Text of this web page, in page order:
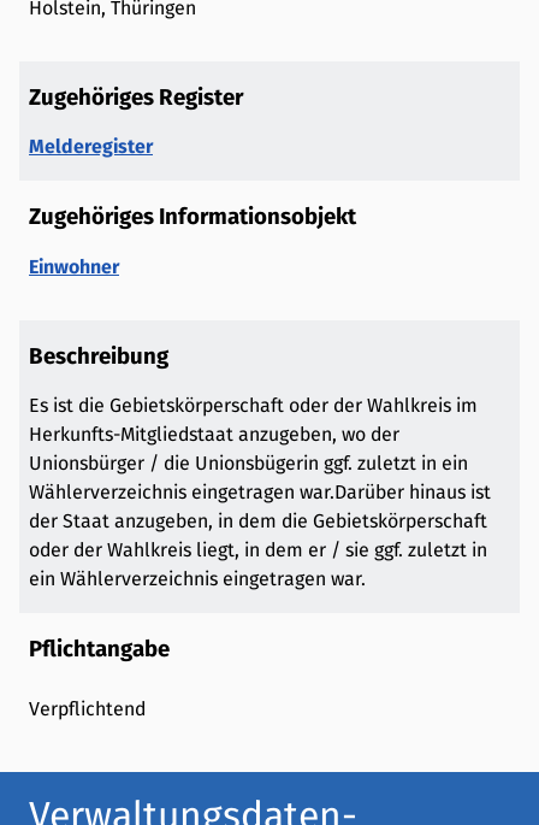
Holstein, Thüringen
Zugehöriges Register
Melderegister
Zugehöriges Informationsobjekt
Einwohner
Beschreibung
Es ist die Gebietskörperschaft oder der Wahlkreis im
Herkunfts-Mitgliedstaat anzugeben, wo der
Unionsbürger / die Unionsbügerin ggf. zuletzt in ein
Wählerverzeichnis eingetragen war.Darüber hinaus ist
der Staat anzugeben, in dem die Gebietskörperschaft
oder der Wahlkreis liegt, in dem er / sie ggf. zuletzt in
ein Wählerverzeichnis eingetragen war.
Pflichtangabe
Verpflichtend
Verwaltungsdaten-